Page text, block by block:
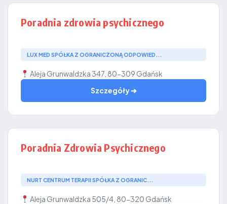
Poradnia zdrowia psychicznego
LUX MED SPÓŁKA Z OGRANICZONĄ ODPOWIED...
Aleja Grunwaldzka 347, 80-309 Gdańsk
Szczegóły ➔
Poradnia Zdrowia Psychicznego
NURT CENTRUM TERAPII SPÓŁKA Z OGRANIC...
Aleja Grunwaldzka 505/4, 80-320 Gdańsk